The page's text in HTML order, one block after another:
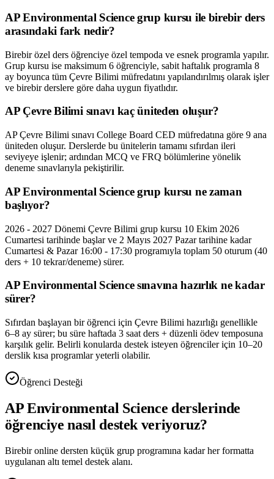
AP Environmental Science grup kursu ile birebir ders
arasındaki fark nedir?
Birebir özel ders öğrenciye özel tempoda ve esnek programla yapılır.
Grup kursu ise maksimum 6 öğrenciyle, sabit haftalık programla 8
ay boyunca tüm Çevre Bilimi müfredatını yapılandırılmış olarak işler
ve birebir derslere göre daha uygun fiyatlıdır.
AP Çevre Bilimi sınavı kaç üniteden oluşur?
AP Çevre Bilimi sınavı College Board CED müfredatına göre 9 ana
üniteden oluşur. Derslerde bu ünitelerin tamamı sıfırdan ileri
seviyeye işlenir; ardından MCQ ve FRQ bölümlerine yönelik
deneme sınavlarıyla pekiştirilir.
AP Environmental Science grup kursu ne zaman
başlıyor?
2026 - 2027 Dönemi Çevre Bilimi grup kursu 10 Ekim 2026
Cumartesi tarihinde başlar ve 2 Mayıs 2027 Pazar tarihine kadar
Cumartesi & Pazar 16:00 - 17:30 programıyla toplam 50 oturum (40
ders + 10 tekrar/deneme) sürer.
AP Environmental Science sınavına hazırlık ne kadar
sürer?
Sıfırdan başlayan bir öğrenci için Çevre Bilimi hazırlığı genellikle
6–8 ay sürer; bu süre haftada 3 saat ders + düzenli ödev temposuna
karşılık gelir. Belirli konularda destek isteyen öğrenciler için 10–20
derslik kısa programlar yeterli olabilir.
Öğrenci Desteği
AP Environmental Science derslerinde
öğrenciye nasıl destek veriyoruz?
Birebir online dersten küçük grup programına kadar her formatta
uygulanan altı temel destek alanı.